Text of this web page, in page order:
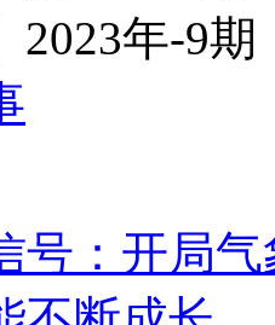
2023年-9期
号：开局